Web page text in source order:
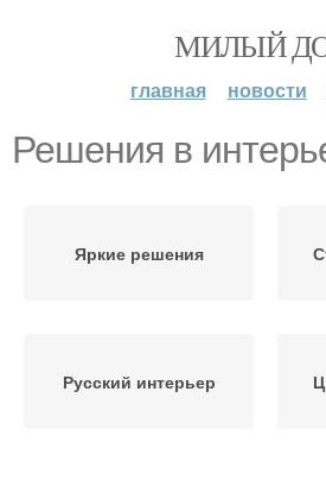
МИЛЫЙ
главная новости
Решения в
Яркие решения
Русский интерьер